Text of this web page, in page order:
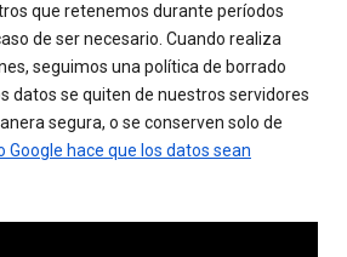
que retenemos durante períodos
de ser necesario. Cuando realiza
seguimos una política de borrado
datos se quiten de nuestros servidores
segura, o se conserven solo de
Google hace que los datos sean